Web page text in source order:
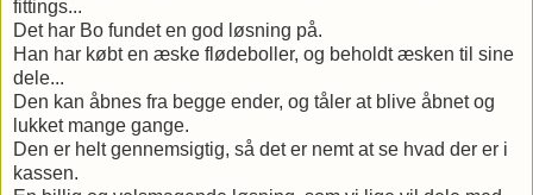
fittings...
Det har Bo fundet en god løsning på.
Han har købt en æske flødeboller, og beholdt æsken til sine
dele...
Den kan åbnes fra begge ender, og tåler at blive åbnet og
lukket mange gange.
Den er helt gennemsigtig, så det er nemt at se hvad der er i
kassen.